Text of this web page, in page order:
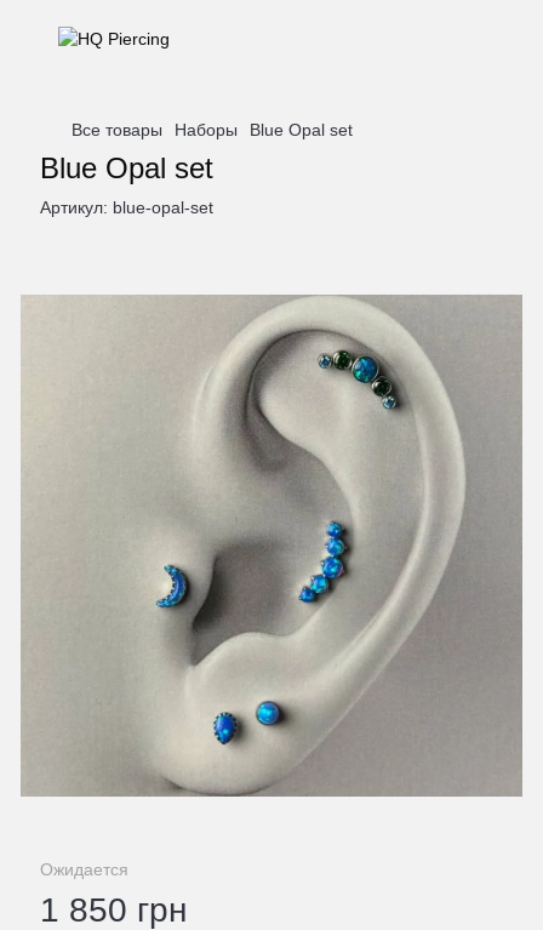
Все товары Наборы Blue Opal set
Blue Opal set
Артикул: blue-opal-set
Ожидается
1 850 грн